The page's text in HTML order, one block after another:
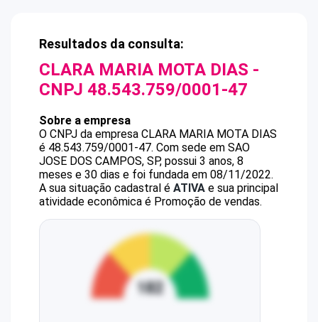
Resultados da consulta:
CLARA MARIA MOTA DIAS -
CNPJ 48.543.759/0001-47
Sobre a empresa
O CNPJ da empresa CLARA MARIA MOTA DIAS
é 48.543.759/0001-47. Com sede em SAO
JOSE DOS CAMPOS, SP, possui 3 anos, 8
meses e 30 dias e foi fundada em 08/11/2022.
A sua situação cadastral é ATIVA e sua principal
atividade econômica é Promoção de vendas.